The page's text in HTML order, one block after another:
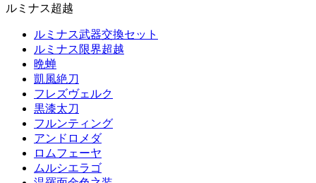
ルミナス超越
ルミナス武器交換セット
ルミナス限界超越
晩蝉
凱風絶刀
フレズヴェルク
黒漆太刀
フルンティング
アンドロメダ
ロムフェーヤ
ムルシエラゴ